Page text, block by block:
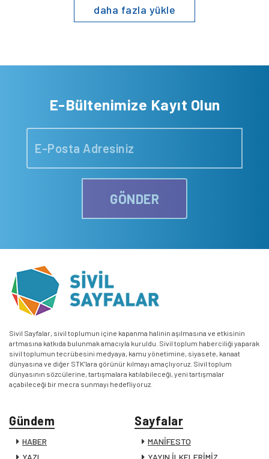
daha fazla yükle
E-Bültenimize Kayıt Olun
GÖNDER
Sivil Sayfalar, sivil toplumun içine kapanma halinin aşılmasına ve etkisinin
artmasına katkıda bulunmak amacıyla kuruldu. Sivil toplum haberciliği yaparak
sivil toplumun tecrübesini medyaya, kamu yönetimine, siyasete, kanaat
dünyasına ve diğer STK’lara görünür kılmayı amaçlıyoruz. Sivil toplum
dünyasının sözcülerine, tartışmalara katılabileceği, yeni tartışmalar
açabileceği bir mecra sunmayı hedefliyoruz.
Gündem
HABER
Sayfalar
MANİFESTO